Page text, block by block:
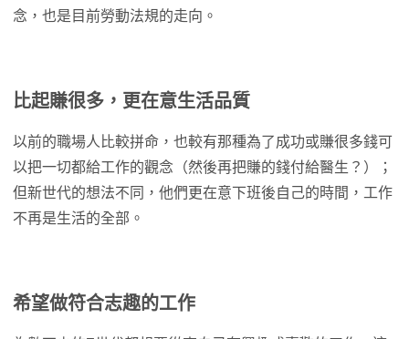
念，也是目前勞動法規的走向。
比起賺很多，更在意生活品質
以前的職場人比較拼命，也較有那種為了成功或賺很多錢可
以把一切都給工作的觀念（然後再把賺的錢付給醫生？）；
但新世代的想法不同，他們更在意下班後自己的時間，工作
不再是生活的全部。
希望做符合志趣的工作